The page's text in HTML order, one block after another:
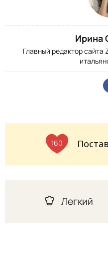
Ирина
Главный редактор
160
Легкий